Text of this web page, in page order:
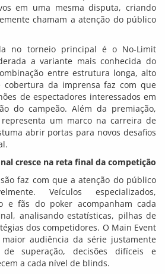
em uma mesma disputa, criando
chamam a atenção do público
no torneio principal é o No-Limit
a variante mais conhecida do
entre estrutura longa, alto
cobertura da imprensa faz com que
de espectadores interessados em
do campeão. Além da premiação,
um marco na carreira de
abrir portas para novos desafios
cresce na reta final da competição
faz com que a atenção do público
Veículos especializados,
e fãs do poker acompanham cada
analisando estatísticas, pilhas de
dos competidores. O Main Event
audiência da série justamente
superação, decisões difíceis e
a cada nível de blinds.